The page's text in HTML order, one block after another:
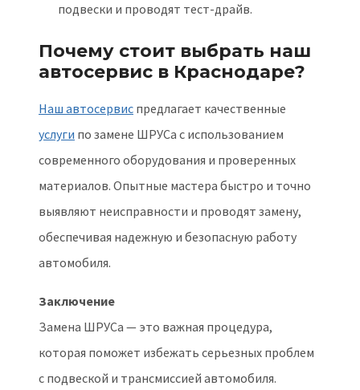
подвески и проводят тест-драйв.
Почему стоит выбрать наш
автосервис в Краснодаре?
Наш автосервис предлагает качественные
услуги по замене ШРУСа с использованием
современного оборудования и проверенных
материалов. Опытные мастера быстро и точно
выявляют неисправности и проводят замену,
обеспечивая надежную и безопасную работу
автомобиля.
Заключение
Замена ШРУСа — это важная процедура,
которая поможет избежать серьезных проблем
с подвеской и трансмиссией автомобиля.